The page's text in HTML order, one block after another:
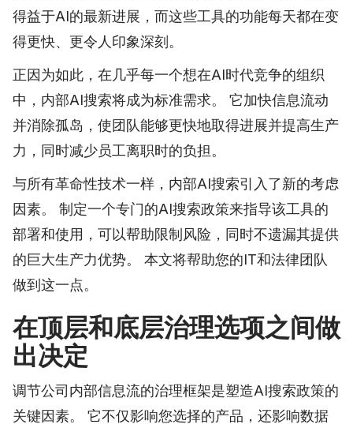
得益于AI的最新进展，而这些工具的功能每天都在变
得更快、更令人印象深刻。
正因为如此，在几乎每一个想在AI时代竞争的组织
中，内部AI搜索将成为标准需求。 它加快信息流动
并消除孤岛，使团队能够更快地取得进展并提高生产
力，同时减少员工离职时的负担。
与所有革命性技术一样，内部AI搜索引入了新的考虑
因素。 制定一个专门的AI搜索政策来指导该工具的
部署和使用，可以帮助限制风险，同时不遗漏其提供
的巨大生产力优势。 本文将帮助您的IT和法律团队
做到这一点。
在顶层和底层治理选项之间做
出决定
调节公司内部信息流的治理框架是塑造AI搜索政策的
关键因素。 它不仅影响您选择的产品，还影响数据